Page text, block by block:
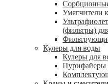
Умягчители
(фильтры)
Кулеры для воды
Кулеры для
Пурифайеры